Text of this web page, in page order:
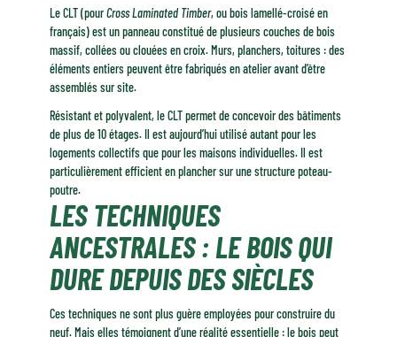
Le CLT (pourCross Laminated Timber, ou bois lamellé-croisé en
français) est un panneau constitué de plusieurs couches de bois
massif, collées ou clouées en croix. Murs, planchers, toitures : des
éléments entiers peuvent être fabriqués en atelier avant d’être
assemblés sur site.
Résistant et polyvalent, le CLT permet de concevoir des bâtiments
de plus de 10 étages. Il est aujourd’hui utilisé autant pour les
logements collectifs que pour les maisons individuelles. Il est
particulièrement efficient en plancher sur une structure poteau-
poutre.
LES TECHNIQUES
ANCESTRALES : LE BOIS QUI
DURE DEPUIS DES SIÈCLES
Ces techniques ne sont plus guère employées pour construire du
neuf. Mais elles témoignent d’une réalité essentielle : le bois peut